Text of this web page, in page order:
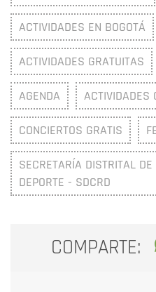
ACTIVIDADES EN BOGOTÁ
ACTIVIDADES GRATUITAS
AGENDA ACTIVIDADES
CONCIERTOS GRATIS
SECRETARÍA DISTRITAL
DEPORTE - SDCRD
COMPARTE: